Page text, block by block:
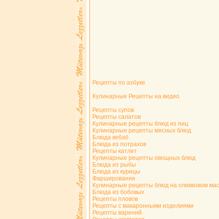
Рецепты по азбуке
Кулинарные Рецепты на видио
Рецепты супов
Рецепты салатов
Кулинарные рецепты блюд из яиц
Кулинарные рецепты мясных блюд
Блюда кебаб
Блюда из потрахов
Рецепты катлет
Кулинарные рецепты овощных блюд
Блюда из рыбы
Блюда из курицы
Фарширование
Кулинарные рецепты блюд на оливковом
Блюда из бобовых
Рецепты пловов
Рецепты с макаронными изделиями
Рецепты варений